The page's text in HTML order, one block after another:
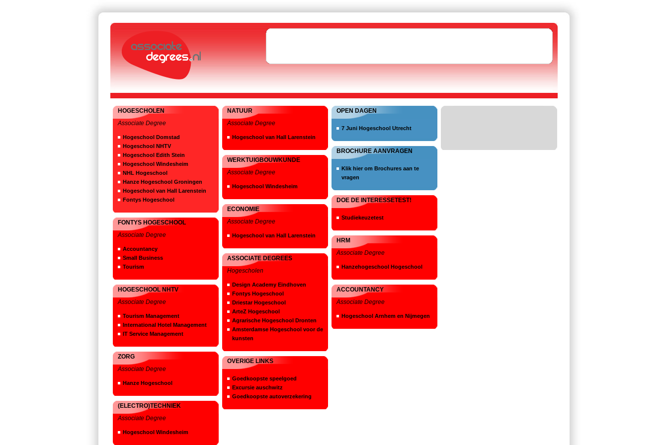
OPEN DAGEN
7 Juni Hogeschool Utrecht
BROCHURE AANVRAGEN
Klik hier om Brochures aan te
vragen
DOE DE INTERESSETEST!
Studiekeuzetest
HRM
Associate Degree
Hanzehogeschool Hogeschool
ACCOUNTANCY
Associate Degree
Hogeschool Arnhem en Nijmegen
NATUUR
Associate Degree
Hogeschool van Hall Larenstein
WERKTUIGBOUWKUNDE
Associate Degree
Hogeschool Windesheim
ECONOMIE
Associate Degree
Hogeschool van Hall Larenstein
ASSOCIATE DEGREES
Hogescholen
Design Academy Eindhoven
Fontys Hogeschool
Driestar Hogeschool
ArteZ Hogeschool
Agrarische Hogeschool Dronten
Amsterdamse Hogeschool voor de
kunsten
OVERIGE LINKS
Goedkoopste speelgoed
Excursie auschwitz
Goedkoopste autoverzekering
HOGESCHOLEN
Associate Degree
Hogeschool Domstad
Hogeschool NHTV
Hogeschool Edith Stein
Hogeschool Windesheim
NHL Hogeschool
Hanze Hogeschool Groningen
Hogeschool van Hall Larenstein
Fontys Hogeschool
FONTYS HOGESCHOOL
Associate Degree
Accountancy
Small Business
Tourism
HOGESCHOOL NHTV
Associate Degree
Tourism Management
International Hotel Management
IT Service Management
ZORG
Associate Degree
Hanze Hogeschool
(ELECTRO)TECHNIEK
Associate Degree
Hogeschool Windesheim